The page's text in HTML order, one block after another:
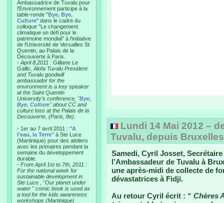
Ambassadrice de Tuvalu pour
l'Environnement participe à la
table-ronde "Bye, Bye,
Culture" dans le cadre du
colloque "Le changement
climatique un défi pour le
patrimoine mondial" à l'initiative
de l'Université de Versailles St
Quentin, au Palais de la
Découverte à Paris.
- April 8,2011 : Gilliane Le
Gallic, Alofa Tuvalu President
and Tuvalu goodwill
ambassador for the
environment is a key speaker
at the Saint Quentin
University’s conference, "Bye,
Bye, Culture" about CC and
culture loss at the Palais de la
Decouverte, (Paris, 8e).
- 1er au 7 avril 2011 : "A
l'eau, la Terre" à Ste Luce
(Martinique) pour des ateliers
avec les primaires pendant la
semaine du développement
durable.
- From April 1st to 7th, 2011 :
For the national week for
sustainable development in
Ste Luce , "Our planet under
water " comic book is used as
a tool for the kids awareness
workshops (Martinique)
Lundi 14 Mai 2012 –
Tuvalu, depuis
Samedi, Cyril Josset,
l’Ambassadeur de Tuvalu à
une après-midi de collecte de
dévastatrices à Fidji.
Au retour Cyril écrit : “ Chères